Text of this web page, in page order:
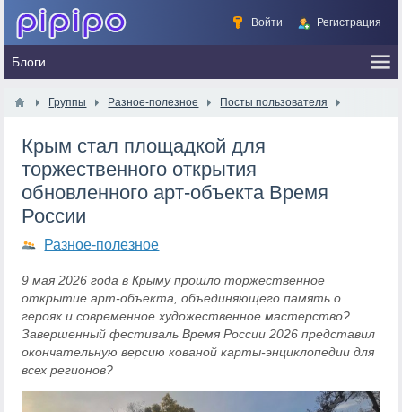
Войти Регистрация
Группы Разное-полезное Посты пользователя
Крым стал площадкой для
торжественного открытия
обновленного арт-объекта Время
России
Разное-полезное
9 мая 2026 года в Крыму прошло торжественное
открытие арт-объекта, объединяющего память о
героях и современное художественное мастерство?
Завершенный фестиваль Время России 2026 представил
окончательную версию кованой карты-энциклопедии для
всех регионов?